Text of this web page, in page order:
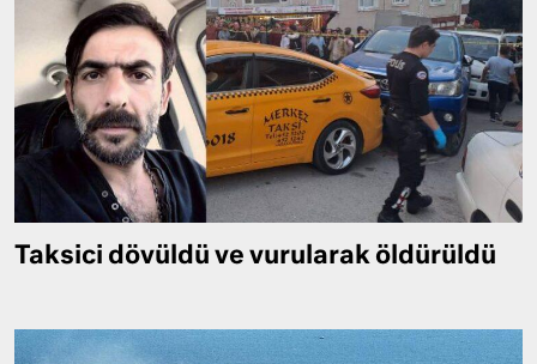
Taksici dövüldü ve vurularak öldürüldü